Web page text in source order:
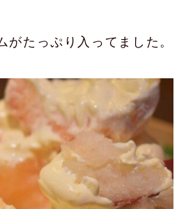
がたっぷり入ってました。